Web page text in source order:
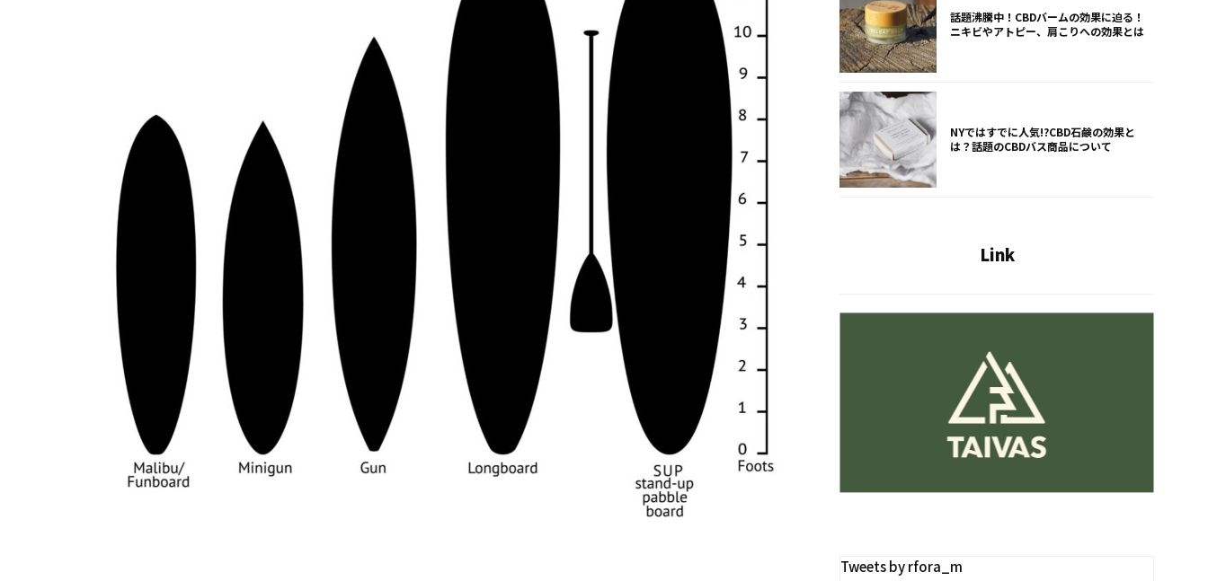
話題沸騰中！CBDバームの効果に迫る！
ニキビやアトピー、肩こりへの効果とは
NYではすでに人気!?CBD石鹸の効果と
は？話題のCBDバス商品について
Link
Tweets by rfora_m